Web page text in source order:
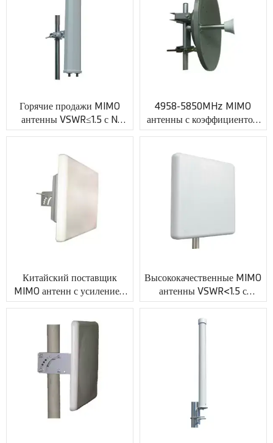
Горячие продажи MIMO
антенны VSWR≤1.5 с N
женский разъем XMR-
4958-5850MHz MIMO
антенны с коэффициентом
усиления 29dBi с N-
AC0047
Китайский поставщик
MIMO антенн с усилением
16dBi с SMA женским
Высококачественные MIMO
антенны VSWR<1.5 с
разъемом SMA XMR-
AC0049